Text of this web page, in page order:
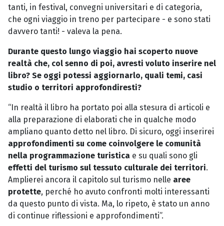
tanti, in festival, convegni universitari e di categoria,
che ogni viaggio in treno per partecipare - e sono stati
davvero tanti! - valeva la pena.
Durante questo lungo viaggio hai scoperto nuove
realtà che, col senno di poi, avresti voluto inserire nel
libro? Se oggi potessi aggiornarlo, quali temi, casi
studio o territori approfondiresti?
“In realtà il libro ha portato poi alla stesura di articoli e
alla preparazione di elaborati che in qualche modo
ampliano quanto detto nel libro. Di sicuro, oggi inserirei
approfondimenti su come coinvolgere le comunità
nella programmazione turistica e su quali sono gli
effetti del turismo sul tessuto culturale dei territori.
Amplierei ancora il capitolo sul turismo nelle aree
protette, perché ho avuto confronti molti interessanti
da questo punto di vista. Ma, lo ripeto, è stato un anno
di continue riflessioni e approfondimenti”.